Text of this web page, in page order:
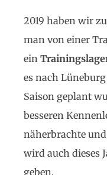
2019 haben wir
man von einer
ein
es nach
Saison geplant
besseren
näherbrachte
wird auch dieses
geben.